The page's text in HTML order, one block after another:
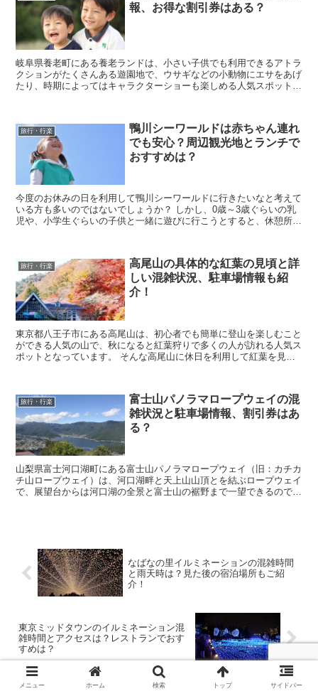
報、お得な割引券はある？
岐阜県養老町にある養老ランドは、小さい子供でも利用できるアトラ
クションがたくさんある遊園地で、ウサギなどの小動物にエサをあげ
たり、時期によってはキャラクターショーも楽しめる人気スポットと
旅行・行楽
鴨川シーワールドは赤ちゃん連れ
でも安心？周辺観光地とランチで
おすすめは？
今度のお休みの日を利用して鴨川シーワールドに行きたいなと考えて
いる方も多いのではないでしょうか？ しかし、0歳～3歳ぐらいの乳
児や、小学生ぐらいの子供と一緒に遊びに行こうとすると、休憩所や
旅行・行楽
高尾山の具体的な紅葉の見頃と詳
しい混雑状況、駐車場情報も紹
介！
東京都八王子市にある高尾山は、初心者でも簡単に登山を楽しむこと
ができる人気の山で、秋になると紅葉狩りで多くの人が訪れる人気ス
ポットとなっています。 そんな高尾山に休日を利用して紅葉を見に
旅行・行楽
富士山パノラマロープウェイの混
雑状況と駐車場情報、割引券はあ
る？
山梨県富士河口湖町にある富士山パノラマロープウェイ（旧：カチカ
チ山ロープウェイ）は、河口湖畔と天上山山頂とを結ぶロープウェイ
で、展望台からは河口湖の全景と富士山の裾野まで一望できるので、
なばなの里イルミネーションの混雑時間
と雨天時は？見た後の宿泊場所もご紹
介！
東京ミッドタウンのイルミネーション混
雑時間とアクセスは？レストランでおす
すめは？
メニュー ホーム 検索 トップ サイドバー